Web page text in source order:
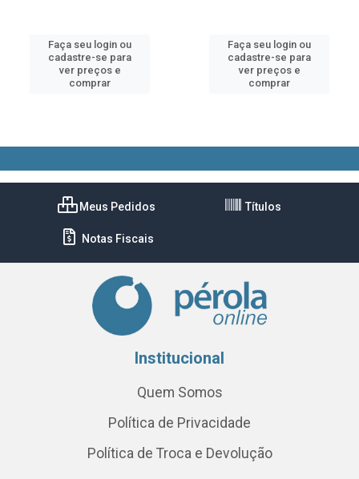
Faça seu login ou
cadastre-se para
ver preços e
comprar
Faça seu login ou
cadastre-se para
ver preços e
comprar
Meus Pedidos Títulos
Notas Fiscais
Institucional
Quem Somos
Política de Privacidade
Política de Troca e Devolução